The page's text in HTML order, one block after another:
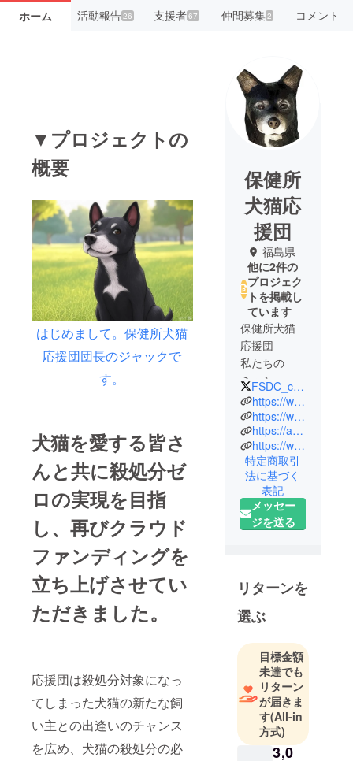
ホーム 活動報告26 支援者67 仲間募集 2 コメント
▼プロジェクトの
概要
はじめまして。保健所犬猫
応援団団長のジャックで
す。
犬猫を愛する皆さ
んと共に殺処分ゼ
ロの実現を目指
し、再びクラウド
ファンディングを
立ち上げさせてい
ただきました。
応援団は殺処分対象になっ
てしまった犬猫の新たな飼
い主との出逢いのチャンス
を広め、犬猫の殺処分の必
保健所
犬猫応
援団
福島県
他に2件の
プロジェク
トを掲載し
ています
保健所犬猫
応援団
私たちの
ミッショ
ン：殺処分
ゼロの未来
へ
保健所の犬
猫たちに、
忘れられた
小さな命に
新たなチャ
けます。私
たちが彼ら
の声とな
り、優しい
希望の灯を
ともしま
す。一緒
に、愛でつ
ながる命を
守る輪を、
FSDC_com
https://www.inuneko-ohyendan.com/
https://www.facebook.com/FriendsOfShelterDogsAndCats
https://ameblo.jp/kt44/
https://www.instagram.com/inuneko.ohyendan/
特定商取引
法に基づく
表記
メッセー
ジを送る
リターンを
選ぶ
目標金額
未達でも
リターン
が届きま
す(All-in
方式)
3,0